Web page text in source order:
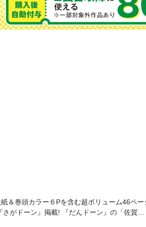
＆巻頭カラー６Pを含む超ボリューム46ペー
がドーン』掲載! 『だんドーン』の「佐賀
ド・シスターズ』はTVドラマ化決定！ ジョ